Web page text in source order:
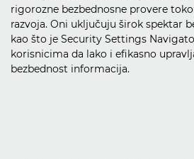
rigorozne bezbednosne provere
razvoja. Oni uključuju širok spektar
kao što je Security Settings
korisnicima da lako i efikasno
bezbednost informacija.